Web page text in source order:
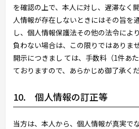
を確認の上で、本人に対し、遅滞なく
人情報が存在しないときにはその旨を
し、個人情報保護法その他の法令によ
負わない場合は、この限りではありま
開示につきまし ては、手数料（1件あ
ておりますので、あらかじめ御了承くだ
10. 個人情報の訂正等
当方は、本人から、個人情報が真実で